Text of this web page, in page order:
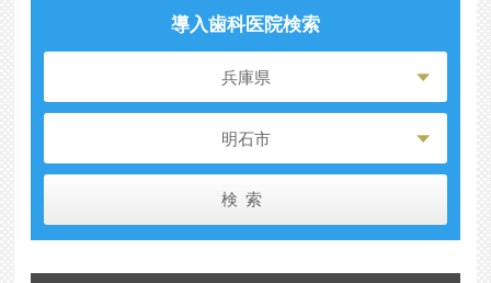
導入歯科医院検索
兵庫県
明石市
検索